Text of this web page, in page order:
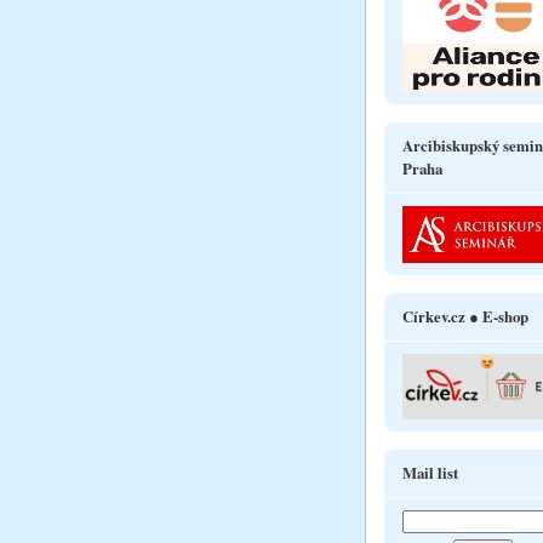
Arcibiskupský
Praha
Církev.cz ● E-shop
Mail list